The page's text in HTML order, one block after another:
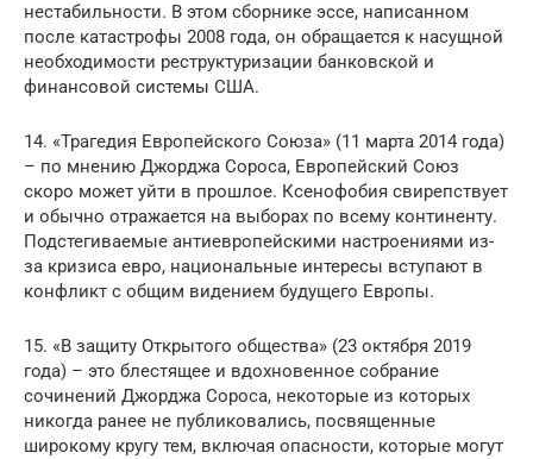
нестабильности. В этом сборнике эссе, написанном
после катастрофы 2008 года, он обращается к насущной
необходимости реструктуризации банковской и
финансовой системы США.
14. «Трагедия Европейского Союза» (11 марта 2014 года)
– по мнению Джорджа Сороса, Европейский Союз
скоро может уйти в прошлое. Ксенофобия свирепствует
и обычно отражается на выборах по всему континенту.
Подстегиваемые антиевропейскими настроениями из-
за кризиса евро, национальные интересы вступают в
конфликт с общим видением будущего Европы.
15. «В защиту Открытого общества» (23 октября 2019
года) – это блестящее и вдохновенное собрание
сочинений Джорджа Сороса, некоторые из которых
никогда ранее не публиковались, посвященные
широкому кругу тем, включая опасности, которые могут